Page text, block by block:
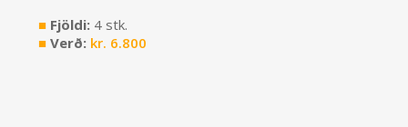
■Fjöldi: 4 stk.
■Verð: kr. 6.800